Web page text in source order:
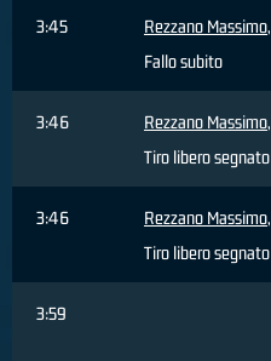
3:45 Rezzano Massimo,
Fallo subito
3:46 Rezzano Massimo,
Tiro libero segnato
3:46 Rezzano Massimo,
Tiro libero segnato
3:59